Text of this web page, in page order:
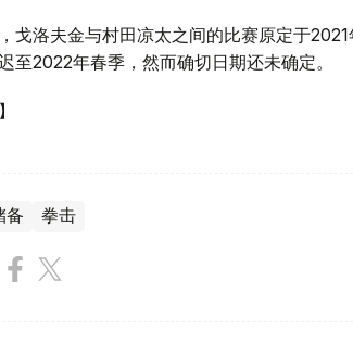
戈洛夫金与村田凉太之间的比赛原定于
至2022年春季，然而确切日期还未确定。
备 拳击